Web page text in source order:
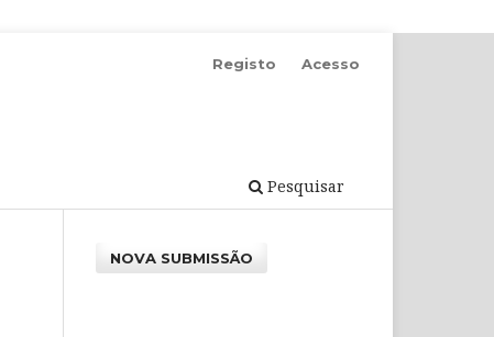
Pesquisar
Registo Acesso
NOVA SUBMISSÃO